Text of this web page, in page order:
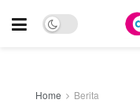
Home Berita